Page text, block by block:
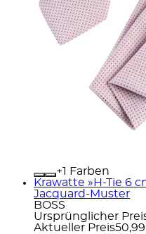
+
Farben
Krawatte »H-Tie 6
Jacquard-Muster
BOSS
Ursprünglicher
Aktueller Preis